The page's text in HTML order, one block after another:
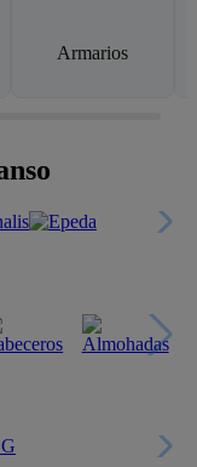
Armarios